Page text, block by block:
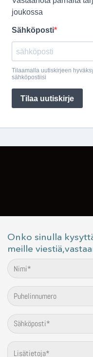
Onko sinulla
meille